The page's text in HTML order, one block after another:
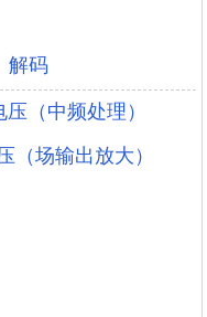
解码
（中频处理）
（场输出放大）